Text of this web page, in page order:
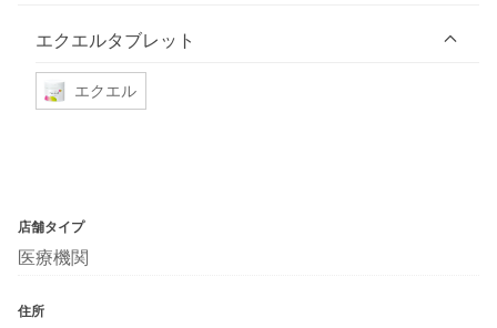
エクエルタブレット
エクエル
店舗タイプ
医療機関
住所